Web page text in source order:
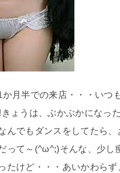
月半での来店・・・いつ
ょうは、ぶかぶかになっ
んでもダンスをしてたら、
って～(^ω^;)そんな、少し
たけど・・・あいかわらず